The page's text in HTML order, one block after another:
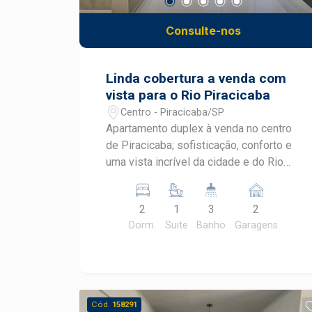
Consulte-nos
Linda cobertura a venda com
vista para o Rio Piracicaba
Centro - Piracicaba/SP
Apartamento duplex à venda no centro
de Piracicaba; sofisticação, conforto e
uma vista incrível da cidade e do Rio
privativa, o imóvel conta com
ambientes totalmente planejados,
modernos e bem distribuídos,
dormitórios, sendo 01 suíte -
2
Dorm.
1
Suite
3
Banho
2
Garagens
Cód. 158291